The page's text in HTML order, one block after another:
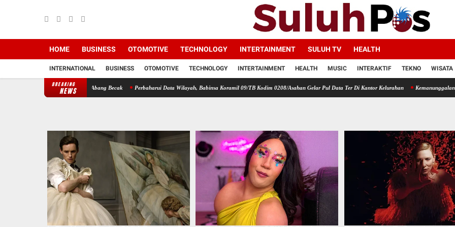
HOME BUSINESS OTOMOTIVE TECHNOLOGY INTERTAINMENT SULUH TV HEALTH
INTERNATIONAL BUSINESS OTOMOTIVE TECHNOLOGY INTERTAINMENT HEALTH MUSIC INTERAKTIF TEKNO WISATA
BREAKING
NEWS
Bersama Dengan Abang Becak Perbaharui Data Wilayah, Babinsa Koramil 09/TB Kodim 0208/Asahan Gelar Pul Data Ter Di Kantor Kelurahan Kemanunggalan TNI Dengan